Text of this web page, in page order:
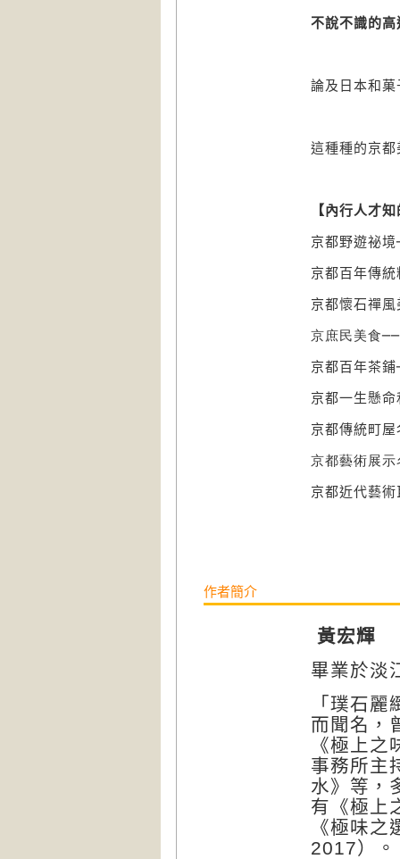
不說不識的高
論及日本和
這種種的京
【內行人才
京都野遊祕
京都百年傳
京都懷石禪
京庶民美食
京都百年茶
京都一生懸
京都傳統町
京都藝術展
京都近代藝
作者簡介
黃宏輝
畢業於淡
「璞石
而聞名，
《極上
事務所主
水》等，
有《極上
《極味之
2017）。